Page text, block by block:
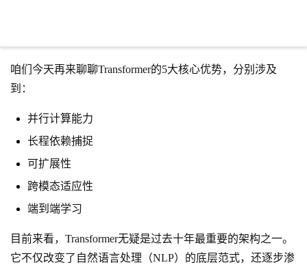
咱们今天再来聊聊Transformer的5大核心优势，分别涉及
到：
并行计算能力
长程依赖捕捉
可扩展性
跨模态适应性
端到端学习
目前来看，Transformer无疑是过去十年最重要的架构之一。
它不仅改变了自然语言处理（NLP）的底层范式，还逐步渗